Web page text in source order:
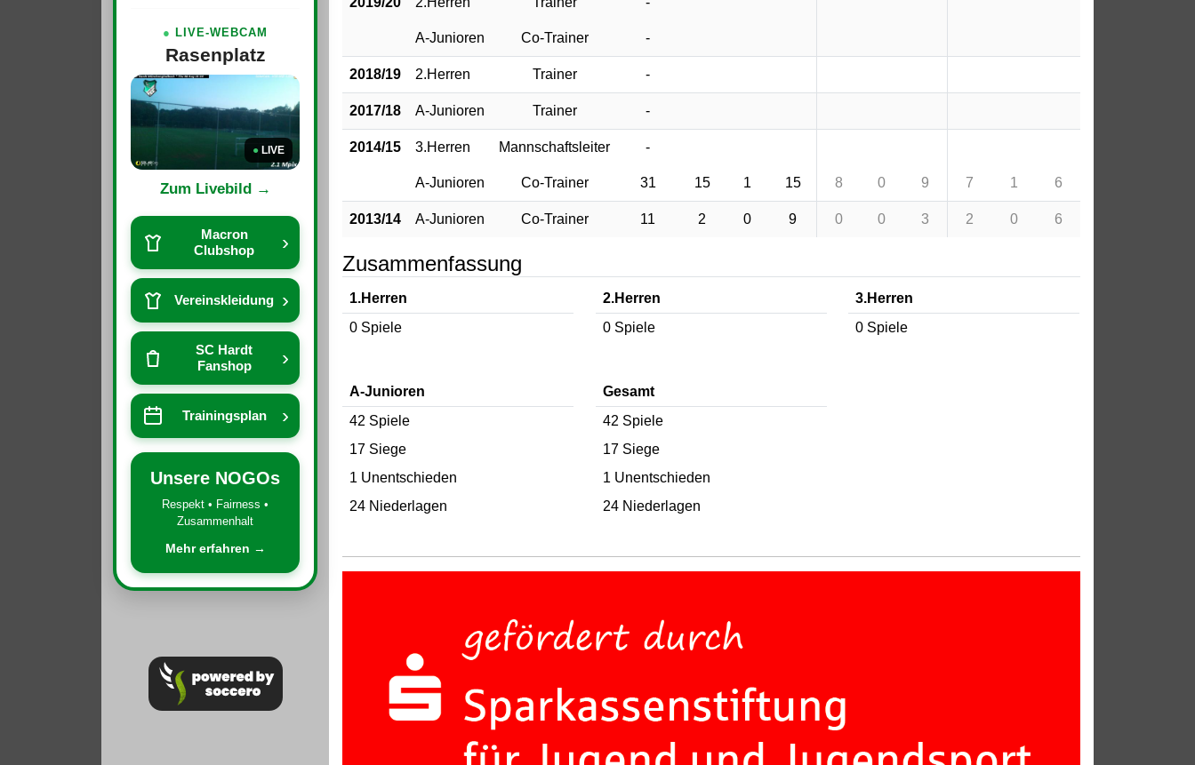
● LIVE-WEBCAM
Rasenplatz
● LIVE
Zum Livebild →
Macron
Clubshop
›
Vereinskleidung ›
SC Hardt
Fanshop
›
Trainingsplan ›
Unsere NOGOs
Respekt • Fairness •
Zusammenhalt
Mehr erfahren →
A-Junioren Co-Trainer -
2018/19 2.Herren Trainer -
2017/18 A-Junioren Trainer -
2014/15 3.Herren Mannschaftsleiter -
A-Junioren Co-Trainer 31 15 1 15 8 0 9 7 1 6
2013/14 A-Junioren Co-Trainer 11 2 0 9 0 0 3 2 0 6
Zusammenfassung
1.Herren
0 Spiele
2.Herren
0 Spiele
3.Herren
0 Spiele
A-Junioren
42 Spiele
17 Siege
1 Unentschieden
24 Niederlagen
Gesamt
42 Spiele
17 Siege
1 Unentschieden
24 Niederlagen